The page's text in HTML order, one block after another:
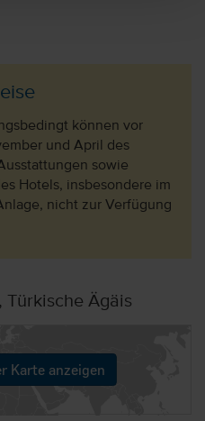
können vor
und April des
sowie
Hotels, insbesondere im
nicht zur Verfügung
Türkische Ägäis
Karte anzeigen